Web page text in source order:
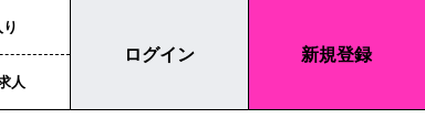
人
ログイン 新規登録